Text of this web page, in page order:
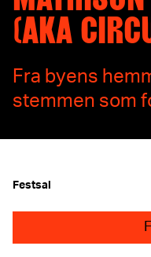
(AKA
Fra byens
stemmen som
Festsal